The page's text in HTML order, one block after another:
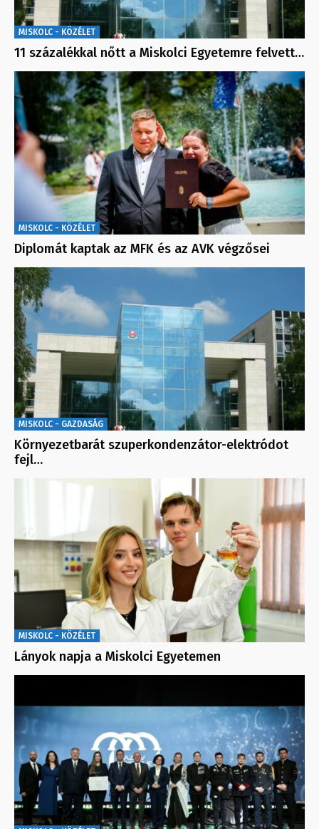
MISKOLC - KÖZÉLET
11 százalékkal nőtt a Miskolci Egyetemre felvett…
MISKOLC - KÖZÉLET
Diplomát kaptak az MFK és az AVK végzősei
MISKOLC - GAZDASÁG
Környezetbarát szuperkondenzátor-elektródot
fejl…
MISKOLC - KÖZÉLET
Lányok napja a Miskolci Egyetemen